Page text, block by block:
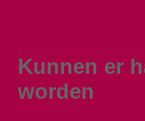
Kunnen er
worden